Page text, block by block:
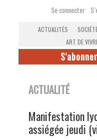
Se connecter
ACTUALITÉS
ART DE
ACTUALITÉ
Manifestation
assiégée jeudi